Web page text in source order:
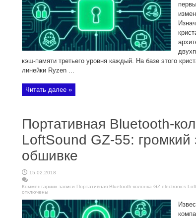
кэш-памяти третьего уровня каждый. На базе этого
линейки Ryzen ...
Читать далее »
Портативная Bluetooth-
LoftSound GZ-55: громкий
обшивке
15.02.2018
Комментариик записи Портативная Bluetooth-колонка GZ electronics
отключены